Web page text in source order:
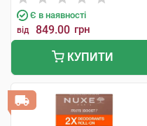
Є в наявності
від 849.00 грн
КУПИТИ